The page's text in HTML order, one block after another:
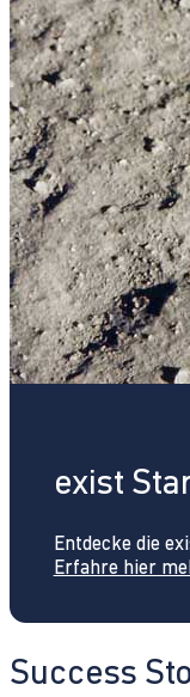
exist
Entdecke die
Erfahre hier
Success